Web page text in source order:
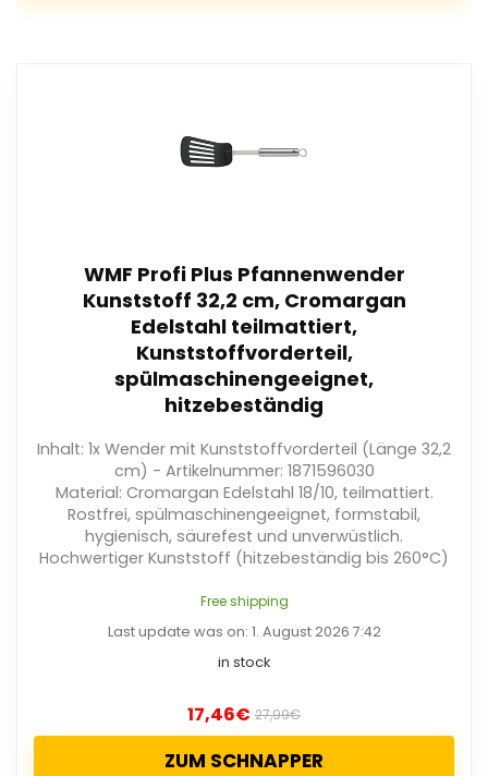
WMF Profi Plus Pfannenwender
Kunststoff 32,2 cm, Cromargan
Edelstahl teilmattiert,
Kunststoffvorderteil,
spülmaschinengeeignet,
hitzebeständig
Inhalt: 1x Wender mit Kunststoffvorderteil (Länge 32,2
cm) - Artikelnummer: 1871596030
Material: Cromargan Edelstahl 18/10, teilmattiert.
Rostfrei, spülmaschinengeeignet, formstabil,
hygienisch, säurefest und unverwüstlich.
Hochwertiger Kunststoff (hitzebeständig bis 260°C)
Free shipping
Last update was on: 1. August 2026 7:42
in stock
17,46€ 27,99€
ZUM SCHNAPPER